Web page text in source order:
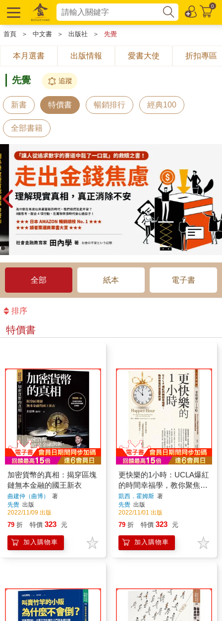
0
首頁 ＞ 中文書 ＞ 出版社 ＞ 先覺
本月選書 出版情報 愛書大使 折扣專區
先覺 追蹤
新書 特價書 暢銷排行 經典100
全部書籍
全部 紙本 電子書
排序
特價書
加密貨幣的真相：揭穿區塊
鏈無本金融的國王新衣
曲建仲（曲博）
著
先覺 出版
2022/11/09 出版
79 折 特價 323 元
加入購物車
更快樂的1小時：UCLA爆紅
的時間幸福學，教你聚焦於
最重要的事
凱西．霍姆斯 著
先覺 出版
2022/11/01 出版
79 折 特價 323 元
加入購物車